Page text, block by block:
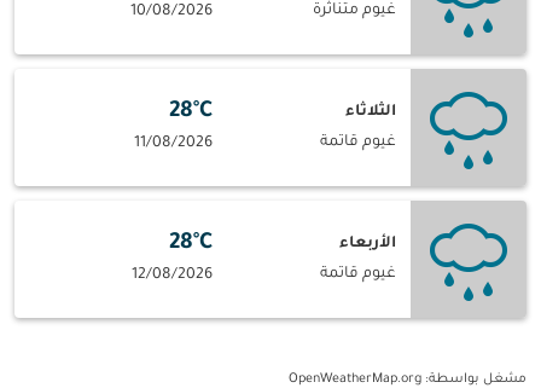
غيوم متناثرة
10/08/2026
الثلاثاء
غيوم قاتمة
28°C
11/08/2026
الأربعاء
غيوم قاتمة
28°C
12/08/2026
مشغل بواسطة: OpenWeatherMap.org